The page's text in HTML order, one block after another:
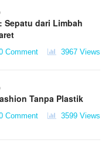
Sepatu dari Limbah
Comment 3967 Views
Tanpa Plastik
Comment 3599 Views